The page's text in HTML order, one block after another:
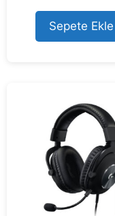
u
t
o
f
Sepete Ekle